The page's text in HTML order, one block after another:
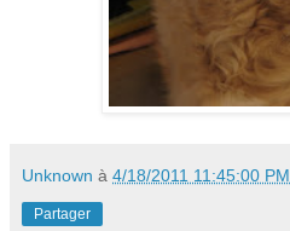
Unknown à 4/18/2011 11:45:00 PM
Partager